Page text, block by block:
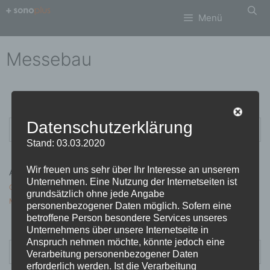
Zum
springen
Menü
Messebau
Suchen
Archiv
Oktober 2020
März 2018
Suchen
Datenschutzerklärung
Stand: 03.03.2020
Wir freuen uns sehr über Ihr Interesse an unserem
Unternehmen. Eine Nutzung der Internetseiten ist
grundsätzlich ohne jede Angabe
personenbezogener Daten möglich. Sofern eine
betroffene Person besondere Services unseres
Unternehmens über unsere Internetseite in
Anspruch nehmen möchte, könnte jedoch eine
Verarbeitung personenbezogener Daten
erforderlich werden. Ist die Verarbeitung